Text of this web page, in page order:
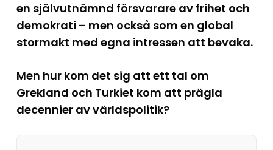
en självutnämnd försvarare av frihet och
demokrati – men också som en global
stormakt med egna intressen att bevaka.
Men hur kom det sig att ett tal om
Grekland och Turkiet kom att prägla
decennier av världspolitik?